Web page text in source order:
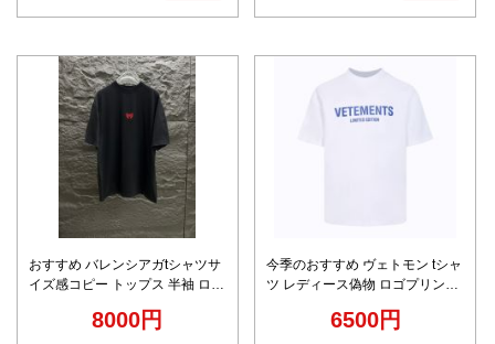
おすすめ バレンシアガtシャツサ
イズ感コピー トップス 半袖 ロゴ
8000円
今季のおすすめ ヴェトモン tシャ
ツ レディース偽物 ロゴプリント
ンプル ホワイト6500円